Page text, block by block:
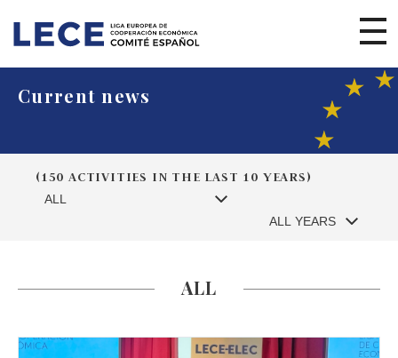
Current news
(150 ACTIVITIES IN THE LAST 10 YEARS)
ALL